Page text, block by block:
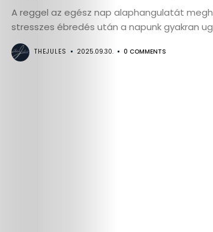
A reggel az egész nap alaphangulatát
stresszes ébredés után a napunk gyakran
THEJULES 2025.09.30. 0 COMMENTS